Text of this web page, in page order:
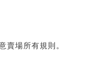
賣場所有規則。